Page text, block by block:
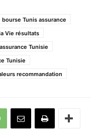
bourse Tunis assurance
Vie résultats
Tunisie
Tunisie
recommandation